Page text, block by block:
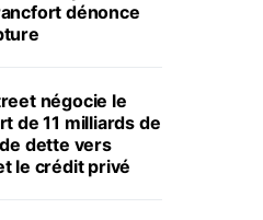
dénonce
négocie le
de 11 milliards de
dette vers
le crédit privé